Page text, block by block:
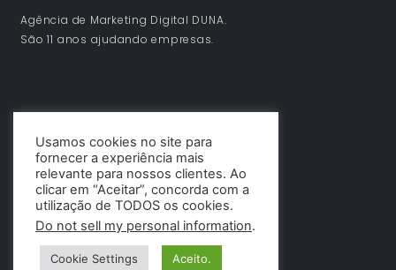
Agência de Marketing Digital DUNA.
São 11 anos ajudando empresas.
Usamos cookies no site para
fornecer a experiência mais
relevante para nossos clientes. Ao
clicar em “Aceitar”, concorda com a
utilização de TODOS os cookies.
Do not sell my personal information.
Cookie Settings Aceito.